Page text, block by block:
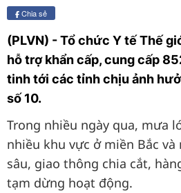
Chia sẻ
(PLVN) - Tổ chức Y tế Thế
hỗ trợ khẩn cấp, cung cấp
tinh tới các tỉnh chịu ảnh
số 10.
Trong nhiều ngày qua, mưa
nhiều khu vực ở miền Bắc
sâu, giao thông chia cắt,
tạm dừng hoạt động.